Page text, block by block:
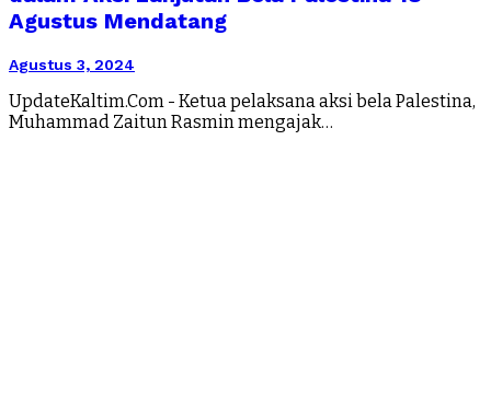
Agustus Mendatang
Agustus 3, 2024
UpdateKaltim.Com - Ketua pelaksana aksi bela Palestina,
Muhammad Zaitun Rasmin mengajak…